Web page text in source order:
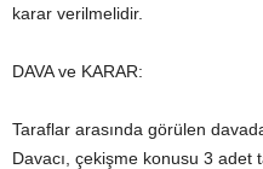
karar verilmelidir.
DAVA ve KARAR:
Taraflar arasında görülen
Davacı, çekişme konusu 3 adet